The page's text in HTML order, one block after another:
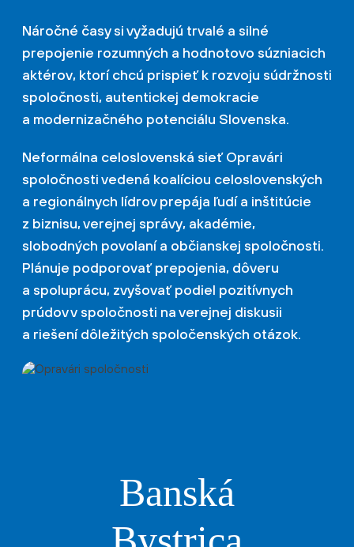
Náročné časy si vyžadujú trvalé a silné
prepojenie rozumných a hodnotovo súzniacich
aktérov, ktorí chcú prispieť k rozvoju súdržnosti
spoločnosti, autentickej demokracie
a modernizačného potenciálu Slovenska.
Neformálna celoslovenská sieť Opravári
spoločnosti vedená koalíciou celoslovenských
a regionálnych lídrov prepája ľudí a inštitúcie
z biznisu, verejnej správy, akadémie,
slobodných povolaní a občianskej spoločnosti.
Plánuje podporovať prepojenia, dôveru
a spoluprácu, zvyšovať podiel pozitívnych
prúdov v spoločnosti na verejnej diskusii
a riešení dôležitých spoločenských otázok.
Banská